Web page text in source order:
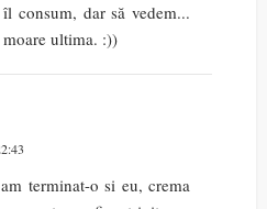
consum, dar să vedem...
moare ultima. :))
terminat-o si eu, crema